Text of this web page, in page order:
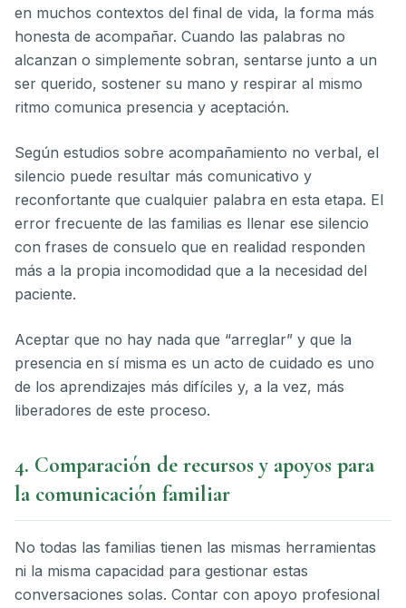
en muchos contextos del final de vida, la forma más
honesta de acompañar. Cuando las palabras no
alcanzan o simplemente sobran, sentarse junto a un
ser querido, sostener su mano y respirar al mismo
ritmo comunica presencia y aceptación.
Según estudios sobre acompañamiento no verbal, el
silencio puede resultar más comunicativo y
reconfortante que cualquier palabra en esta etapa. El
error frecuente de las familias es llenar ese silencio
con frases de consuelo que en realidad responden
más a la propia incomodidad que a la necesidad del
paciente.
Aceptar que no hay nada que “arreglar” y que la
presencia en sí misma es un acto de cuidado es uno
de los aprendizajes más difíciles y, a la vez, más
liberadores de este proceso.
4. Comparación de recursos y apoyos para
la comunicación familiar
No todas las familias tienen las mismas herramientas
ni la misma capacidad para gestionar estas
conversaciones solas. Contar con apoyo profesional